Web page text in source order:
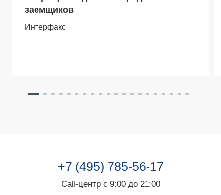
заемщиков
Интерфакс
+7 (495) 785-56-17
Call-центр с 9:00 до 21:00